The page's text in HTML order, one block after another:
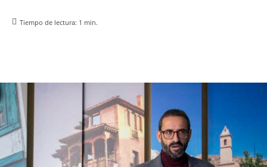
Tiempo de lectura: 1 min.